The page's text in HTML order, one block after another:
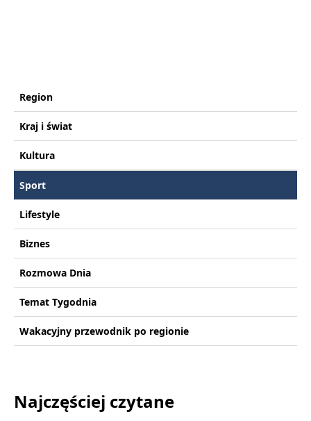
Region
Kraj i świat
Kultura
Sport
Lifestyle
Biznes
Rozmowa Dnia
Temat Tygodnia
Wakacyjny przewodnik po regionie
Najczęściej czytane